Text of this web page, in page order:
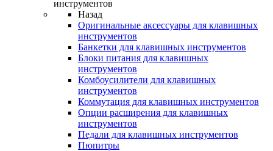
инструментов
Назад
Оригинальные аксессуары для клавишных
инструментов
Банкетки для клавишных инструментов
Блоки питания для клавишных
инструментов
Комбоусилители для клавишных
инструментов
Коммутация для клавишных инструментов
Опции расширения для клавишных
инструментов
Педали для клавишных инструментов
Пюпитры